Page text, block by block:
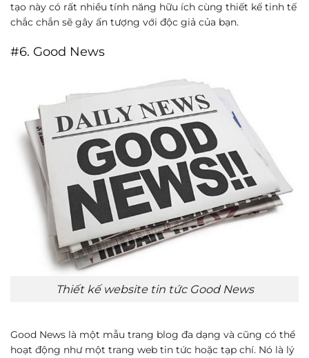
tạo này có rất nhiều tính năng hữu ích cùng thiết kế tinh tế
chắc chắn sẽ gây ấn tượng với độc giả của bạn.
#6. Good News
Thiết kế website tin tức Good News
Good News là một mẫu trang blog đa dạng và cũng có thể
hoạt động như một trang web tin tức hoặc tạp chí. Nó là lý